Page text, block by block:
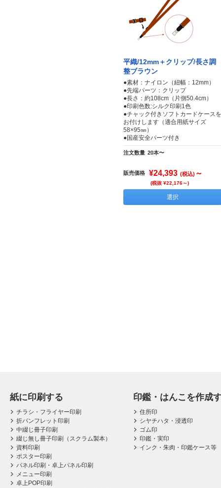
平織/12mm＋クリップ/長さ調
整ブラウン
●素材：ナイロン（紐幅：12mm）
●先端パーツ：クリップ
●長さ：約108cm（片側50.4cm）
●印刷色数:シルク印刷1色
●チャック付きソフトカードケースを
お付けします（適合用紙サイズ
58×95㎜）
●国産安全パーツ付き
注文数量 20本〜
販売価格 ¥24,393 (税込) ～
(税抜 ¥22,176～)
選択
紙に印刷する
チラシ・フライヤー印刷
折パンフレット印刷
中綴じ冊子印刷
綴じ無し冊子印刷（スクラム製本）
資料印刷
ポスター印刷
パネル印刷・卓上パネル印刷
メニュー印刷
卓上POP印刷
印鑑・はんこを作成
住所印
シヤチハタ・浸透印
ゴム印
印鑑・実印
インク・朱肉・印鑑ケース等